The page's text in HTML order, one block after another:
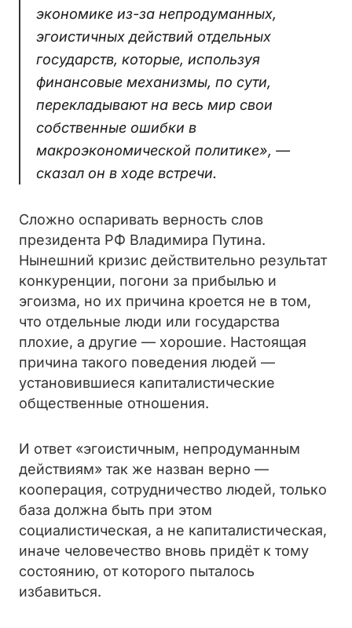
экономике из-за непродуманных,
эгоистичных действий отдельных
государств, которые, используя
финансовые механизмы, по сути,
перекладывают на весь мир свои
собственные ошибки в
макроэкономической политике», —
сказал он в ходе встречи.
Сложно оспаривать верность слов
президента РФ Владимира Путина.
Нынешний кризис действительно результат
конкуренции, погони за прибылью и
эгоизма, но их причина кроется не в том,
что отдельные люди или государства
плохие, а другие — хорошие. Настоящая
причина такого поведения людей —
установившиеся капиталистические
общественные отношения.
И ответ «эгоистичным, непродуманным
действиям» так же назван верно —
кооперация, сотрудничество людей, только
база должна быть при этом
социалистическая, а не капиталистическая,
иначе человечество вновь придёт к тому
состоянию, от которого пыталось
избавиться.